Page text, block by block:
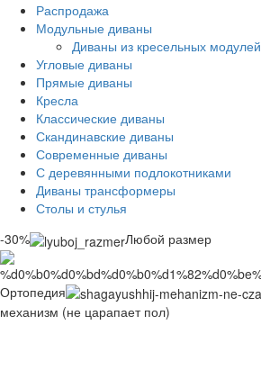
Распродажа
Модульные диваны
Диваны из кресельных модулей
Угловые диваны
Прямые диваны
Кресла
Классические диваны
Скандинавские диваны
Современные диваны
С деревянными подлокотниками
Диваны трансформеры
Столы и стулья
-30%
Любой размер
Ортопедия
механизм (не царапает пол)